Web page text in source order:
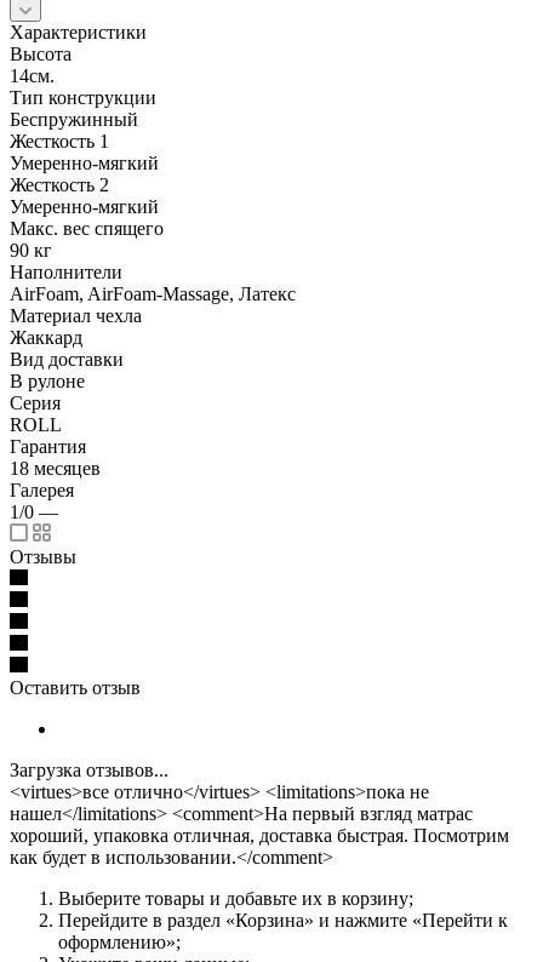
Характеристики
Высота
14см.
Тип конструкции
Беспружинный
Жесткость 1
Умеренно-мягкий
Жесткость 2
Умеренно-мягкий
Макс. вес спящего
90 кг
Наполнители
AirFoam, AirFoam-Massage, Латекс
Материал чехла
Жаккард
Вид доставки
В рулоне
Серия
ROLL
Гарантия
18 месяцев
Галерея
1/0 —
Отзывы
Оставить отзыв
Загрузка отзывов...
<virtues>все отлично</virtues> <limitations>пока не
нашел</limitations> <comment>На первый взгляд матрас
хороший, упаковка отличная, доставка быстрая. Посмотрим
как будет в использовании.</comment>
Выберите товары и добавьте их в корзину;
Перейдите в раздел «Корзина» и нажмите «Перейти к
оформлению»;